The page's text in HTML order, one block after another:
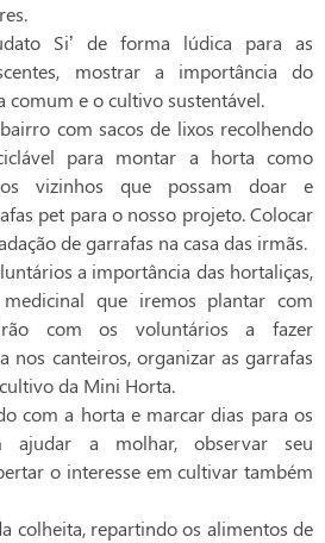
Si’ de forma lúdica para as
mostrar a importância do
comum e o cultivo sustentável.
com sacos de lixos recolhendo
para montar a horta como
vizinhos que possam doar e
pet para o nosso projeto. Colocar
de garrafas na casa das irmãs.
a importância das hortaliças,
que iremos plantar com
com os voluntários a fazer
nos canteiros, organizar as garrafas
da Mini Horta.
com a horta e marcar dias para os
ajudar a molhar, observar seu
o interesse em cultivar também
colheita, repartindo os alimentos de